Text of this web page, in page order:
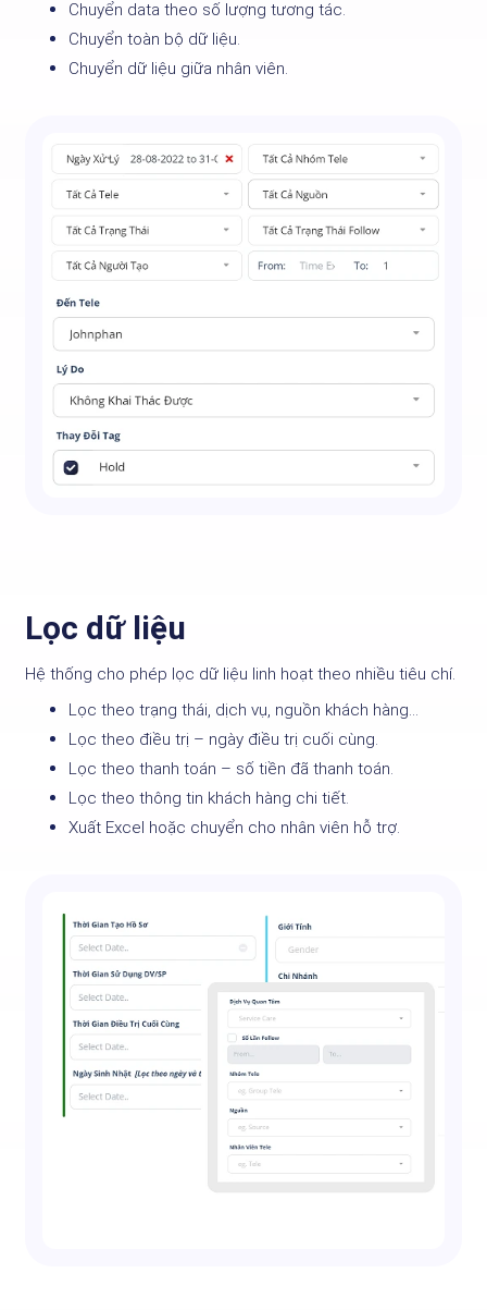
Chuyển data theo số lượng tương tác.
Chuyển toàn bộ dữ liệu.
Chuyển dữ liệu giữa nhân viên.
Lọc dữ liệu
Hệ thống cho phép lọc dữ liệu linh hoạt theo nhiều tiêu chí.
Lọc theo trạng thái, dịch vụ, nguồn khách hàng…
Lọc theo điều trị – ngày điều trị cuối cùng.
Lọc theo thanh toán – số tiền đã thanh toán.
Lọc theo thông tin khách hàng chi tiết.
Xuất Excel hoặc chuyển cho nhân viên hỗ trợ.